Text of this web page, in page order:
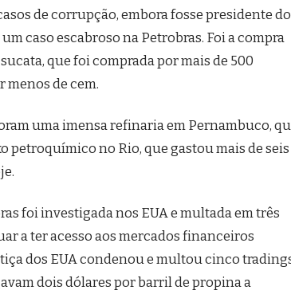
de corrupção, embora fosse presidente do
caso escabroso na Petrobras. Foi a compra
que foi comprada por mais de 500
menos de cem.
uma imensa refinaria em Pernambuco,
petroquímico no Rio, que gastou mais de seis
foi investigada nos EUA e multada em três
a ter acesso aos mercados financeiros
dos EUA condenou e multou cinco
dois dólares por barril de propina a